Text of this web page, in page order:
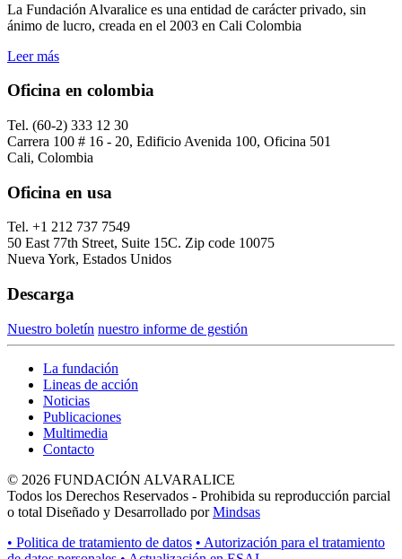
La Fundación Alvaralice es una entidad de carácter privado, sin
ánimo de lucro, creada en el 2003 en Cali Colombia
Leer más
Oficina en colombia
Tel. (60-2) 333 12 30
Carrera 100 # 16 - 20, Edificio Avenida 100, Oficina 501
Cali, Colombia
Oficina en usa
Tel. +1 212 737 7549
50 East 77th Street, Suite 15C. Zip code 10075
Nueva York, Estados Unidos
Descarga
Nuestro boletín nuestro informe de gestión
La fundación
Lineas de acción
Noticias
Publicaciones
Multimedia
Contacto
© 2026 FUNDACIÓN ALVARALICE
Todos los Derechos Reservados - Prohibida su reproducción parcial
o total Diseñado y Desarrollado porMindsas
• Politica de tratamiento de datos • Autorización para el tratamiento